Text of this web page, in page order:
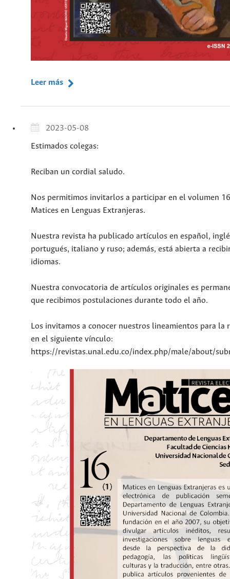
Leer más
2023-05-08
Estimados colegas:
Reciban un cordial saludo.
Nos permitimos invitarlos a participar en el volumen
Matices en Lenguas Extranjeras.
Nuestra revista ha publicado artículos en español,
portugués, italiano y ruso; además, está abierta a
idiomas.
Nuestra convocatoria de artículos originales es
que recibimos postulaciones durante todo el año.
Los invitamos a conocer nuestros lineamientos para la
en el siguiente vínculo:
https://revistas.unal.edu.co/index.php/male/about/